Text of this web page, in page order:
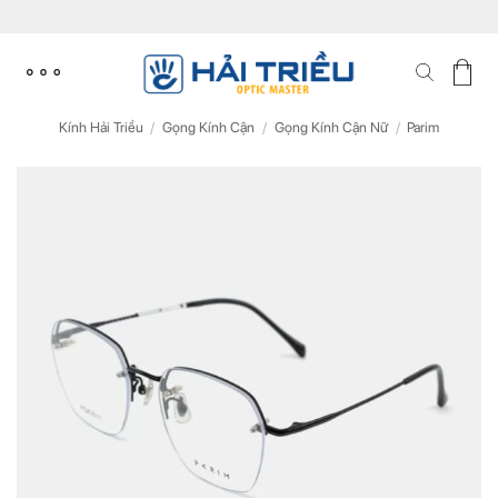
content
Kính Hải Triều / Gọng Kính Cận / Gọng Kính Cận Nữ / Parim